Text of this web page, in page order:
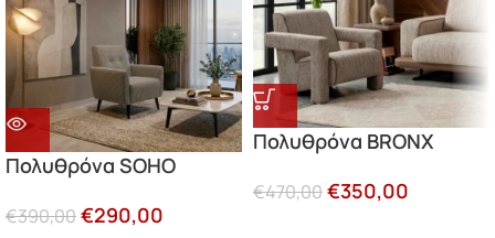
Πολυθρόνα SOHO
€390,00€290,00
Πολυθρόνα BRONX
€470,00€350,00